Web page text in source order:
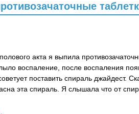
акта я выпила
воспаление, после воспаления
поставить спираль джайдест.
эта спираль. Я слышала что от